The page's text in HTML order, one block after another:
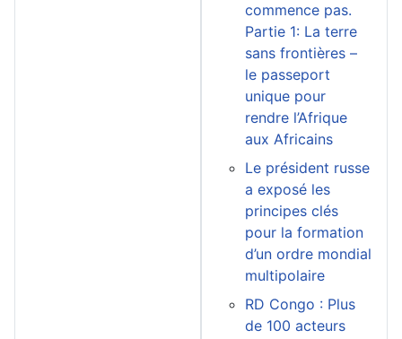
commence pas.
Partie 1: La terre
sans frontières –
le passeport
unique pour
rendre l’Afrique
aux Africains
Le président russe
a exposé les
principes clés
pour la formation
d’un ordre mondial
multipolaire
RD Congo : Plus
de 100 acteurs